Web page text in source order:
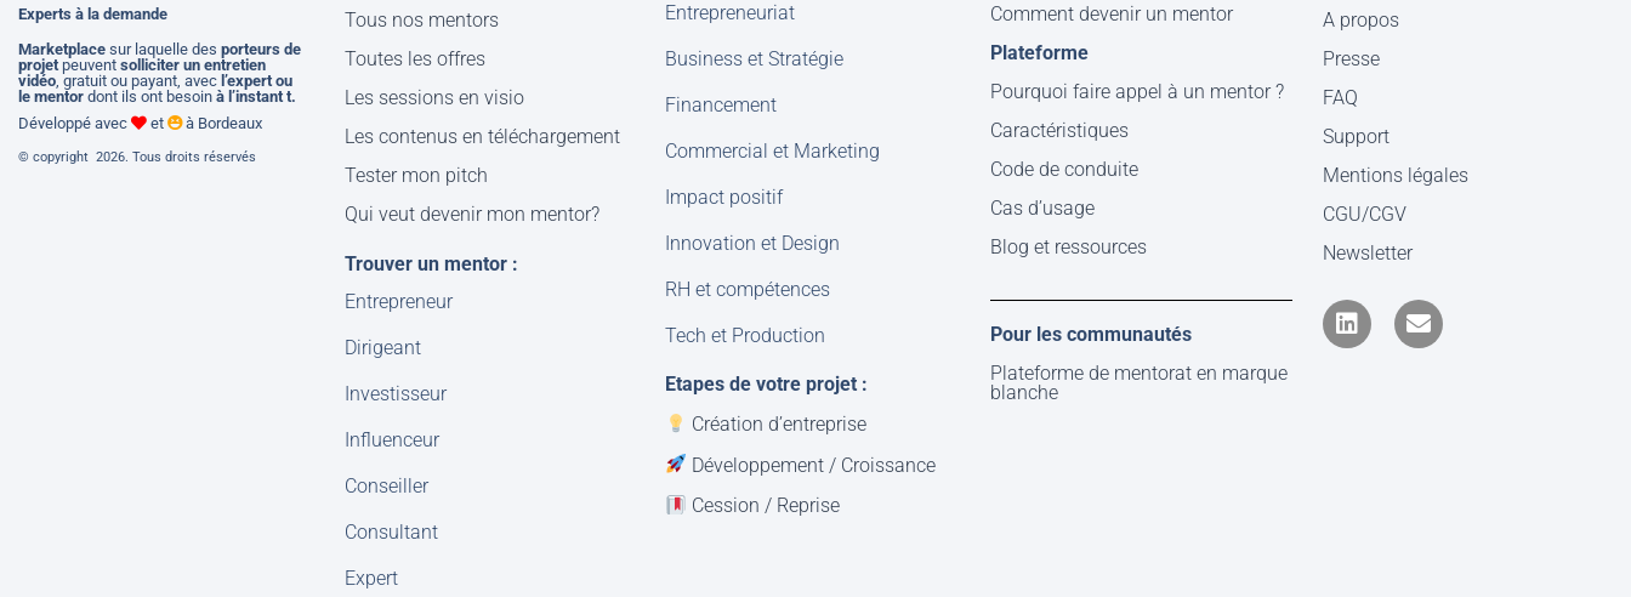
Experts à la demande
Marketplace sur laquelle des porteurs de
projet peuvent solliciter un entretien
vidéo, gratuit ou payant, avec l’expert ou
le mentor dont ils ont besoin à l’instant t.
Développé avec
et à Bordeaux
© copyright 2026. Tous droits réservés
Tous nos mentors
Toutes les offres
Les sessions en visio
Les contenus en téléchargement
Tester mon pitch
Qui veut devenir mon mentor?
Trouver un mentor :
Entrepreneur
Dirigeant
Investisseur
Influenceur
Conseiller
Consultant
Expert
Entrepreneuriat
Business et Stratégie
Financement
Commercial et Marketing
Impact positif
Innovation et Design
RH et compétences
Tech et Production
Etapes de votre projet :
Création d’entreprise
Développement / Croissance
Cession / Reprise
Comment devenir un mentor
Plateforme
Pourquoi faire appel à un mentor ?
Caractéristiques
Code de conduite
Cas d’usage
Blog et ressources
Pour les communautés
Plateforme de mentorat en marque
blanche
A propos
Presse
FAQ
Support
Mentions légales
CGU/CGV
Newsletter